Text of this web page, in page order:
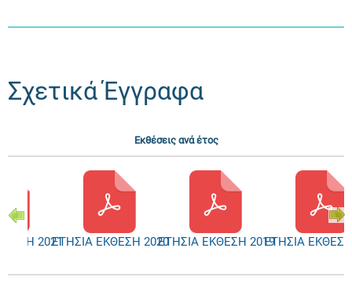
Σχετικά Έγγραφα
Εκθέσεις ανά έτος
2021ΕΤΗΣΙΑ ΕΚΘΕΣΗ 2020ΕΤΗΣΙΑ ΕΚΘΕΣΗ 2019ΕΤΗΣΙΑ